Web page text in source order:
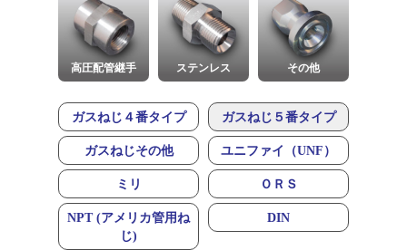
高圧配管継手 ステンレス その他
ガスねじ４番タイプ ガスねじ５番タイプ
ガスねじその他 ユニファイ（UNF）
ミリ ＯＲＳ
NPT (アメリカ管用ね
じ)
DIN